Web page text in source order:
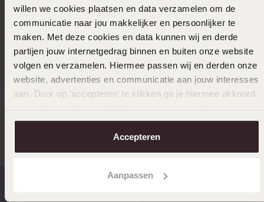
willen we cookies plaatsen en data verzamelen om de
communicatie naar jou makkelijker en persoonlijker te
maken. Met deze cookies en data kunnen wij en derde
partijen jouw internetgedrag binnen en buiten onze website
volgen en verzamelen. Hiermee passen wij en derden onze
website, advertenties en communicatie aan jouw interesses
aan. Door op ‘accepteren’ te klikken ga je hiermee akkoord.
over in onscookiebeleid.
Accepteren
Aanpassen
Uitverkocht
Ook leuk voor jou
Anderen kochten ook